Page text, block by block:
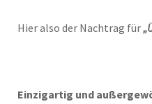
Hier also der Nachtrag für
Einzigartig und